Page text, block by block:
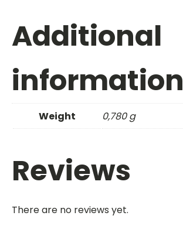
Additional
information
Weight 0,780 g
Reviews
There are no reviews yet.